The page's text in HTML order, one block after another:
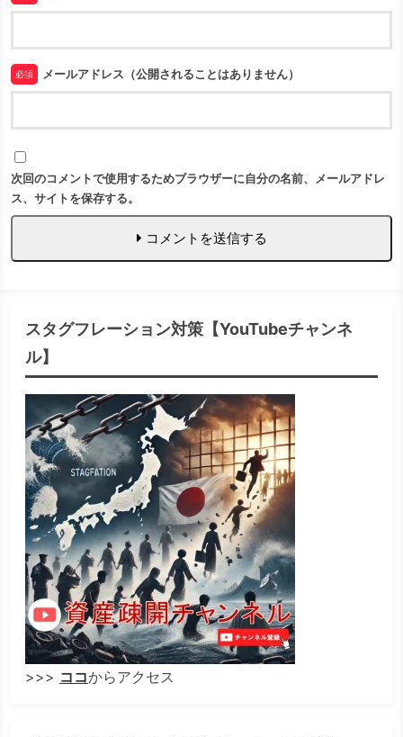
必須 メールアドレス（公開されることはありません）
次回のコメントで使用するためブラウザーに自分の名前、メールアドレ
ス、サイトを保存する。
コメントを送信する
スタグフレーション対策【YouTubeチャンネ
ル】
>>> ココからアクセス